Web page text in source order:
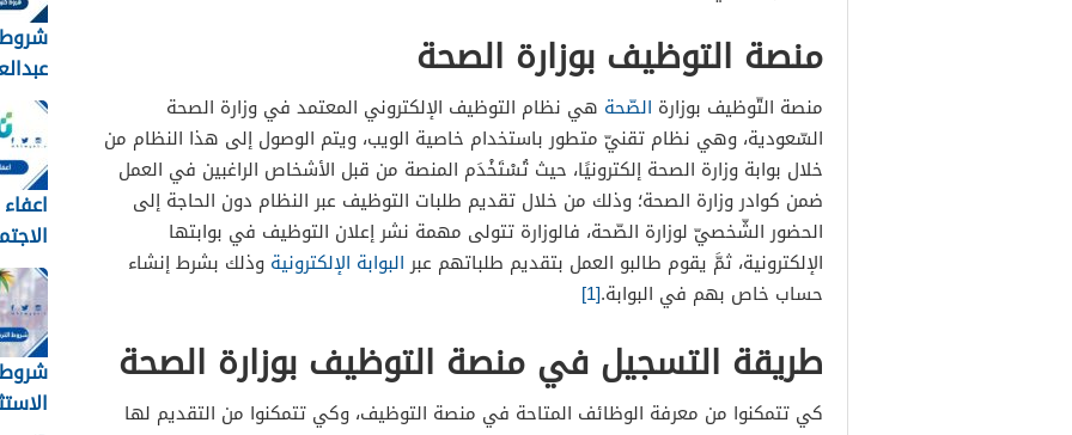
منصة التوظيف بوزارة الصحة
منصة التّوظيف بوزارة الصّحة هي نظام التوظيف الإلكتروني المعتمد في وزارة الصحة
السّعودية، وهي نظام تقنيّ متطور باستخدام خاصية الويب، ويتم الوصول إلى هذا النظام من
خلال بوابة وزارة الصحة إلكترونيًا، حيث تُسْتَخْدَم المنصة من قبل الأشخاص الراغبين في العمل
ضمن كوادر وزارة الصحة؛ وذلك من خلال تقديم طلبات التوظيف عبر النظام دون الحاجة إلى
الحضور الشّخصيّ لوزارة الصّحة، فالوزارة تتولى مهمة نشر إعلان التوظيف في بوابتها
الإلكترونية، ثمَّ يقوم طالبو العمل بتقديم طلباتهم عبرالبوابة الإلكترونية وذلك بشرط إنشاء
حساب خاص بهم في البوابة.[1]
طريقة التسجيل في منصة التوظيف بوزارة الصحة
كي تتمكنوا من معرفة الوظائف المتاحة في منصة التوظيف، وكي تتمكنوا من التقديم لها
1448
شروط